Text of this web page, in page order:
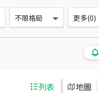
不限格局 更多(0)
列表 地圖